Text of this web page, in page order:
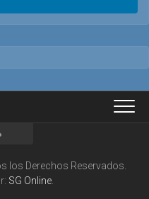
los Derechos Reservados.
SG Online.